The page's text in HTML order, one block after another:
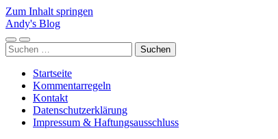
Zum Inhalt springen
Andy's Blog
Mobile-
Menü
Suchfeld
ein-/ausblenden
Suchen
nach:
Startseite
Kommentarregeln
Kontakt
Datenschutzerklärung
Impressum & Haftungsausschluss